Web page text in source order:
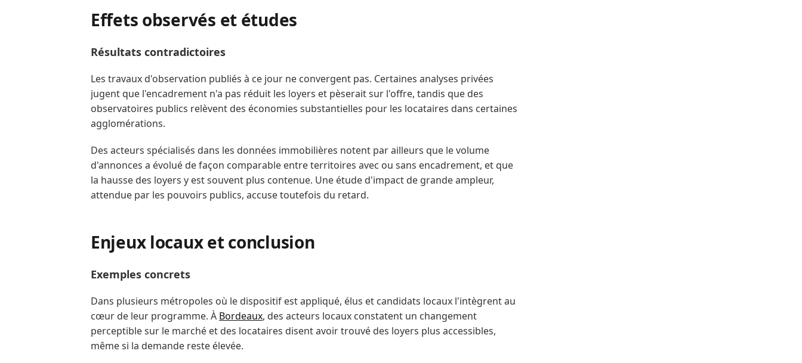
Effets observés et études
Résultats contradictoires
Les travaux d'observation publiés à ce jour ne convergent pas. Certaines analyses privées
jugent que l'encadrement n'a pas réduit les loyers et pèserait sur l'offre, tandis que des
observatoires publics relèvent des économies substantielles pour les locataires dans certaines
agglomérations.
Des acteurs spécialisés dans les données immobilières notent par ailleurs que le volume
d'annonces a évolué de façon comparable entre territoires avec ou sans encadrement, et que
la hausse des loyers y est souvent plus contenue. Une étude d'impact de grande ampleur,
attendue par les pouvoirs publics, accuse toutefois du retard.
Enjeux locaux et conclusion
Exemples concrets
Dans plusieurs métropoles où le dispositif est appliqué, élus et candidats locaux l'intègrent au
cœur de leur programme. À Bordeaux, des acteurs locaux constatent un changement
perceptible sur le marché et des locataires disent avoir trouvé des loyers plus accessibles,
même si la demande reste élevée.